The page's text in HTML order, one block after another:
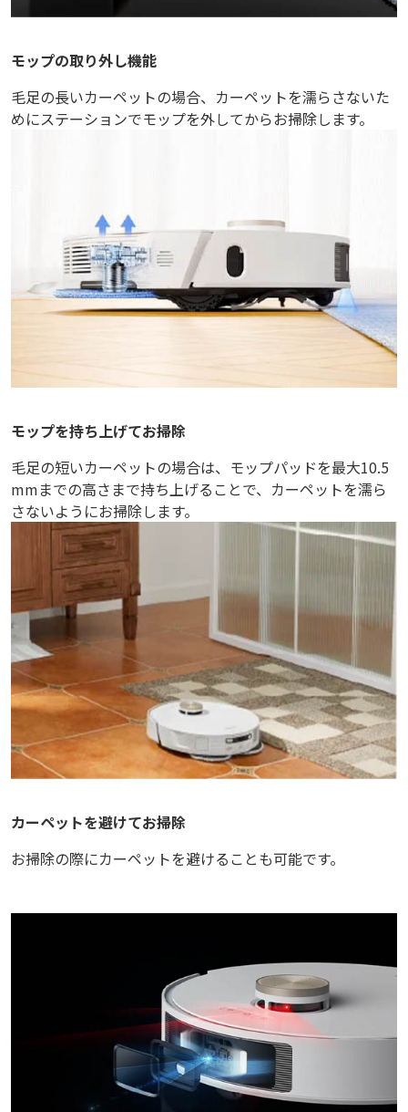
モップの取り外し機能
毛足の長いカーペットの場合、カーペットを濡らさないた
めにステーションでモップを外してからお掃除します。
モップを持ち上げてお掃除
毛足の短いカーペットの場合は、モップパッドを最大10.5
mmまでの高さまで持ち上げることで、カーペットを濡ら
さないようにお掃除します。
カーペットを避けてお掃除
お掃除の際にカーペットを避けることも可能です。